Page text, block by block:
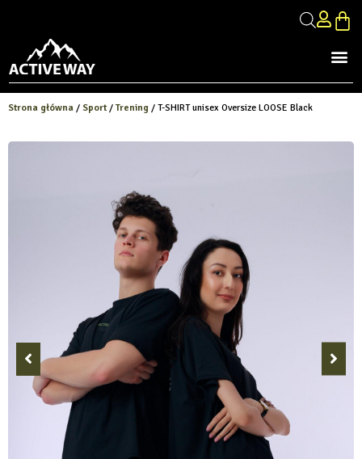
Strona główna / Sport /Trening / T-SHIRT unisex Oversize LOOSE Black